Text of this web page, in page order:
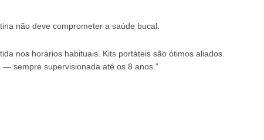
não deve comprometer a saúde bucal.
nos horários habituais. Kits portáteis são ótimos aliados.
sempre supervisionada até os 8 anos.”